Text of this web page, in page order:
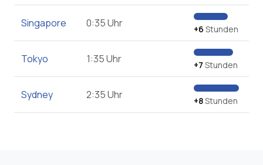
Singapore 0:35 Uhr +6 Stunden
Tokyo 1:35 Uhr +7 Stunden
Sydney 2:35 Uhr +8Stunden